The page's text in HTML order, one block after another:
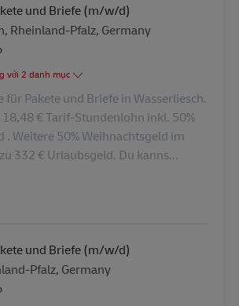
und Briefe (m/w/d)
Rheinland-Pfalz, Germany
Công việc tương ứng với 2 danh mục
für Pakete und Briefe in Wasserliesch.
€ Tarif-Stundenlohn inkl. 50%
. Weitere 50% Weihnachtsgeld im
332 € Urlaubsgeld. Du kanns...
und Briefe (m/w/d)
Pfalz, Germany